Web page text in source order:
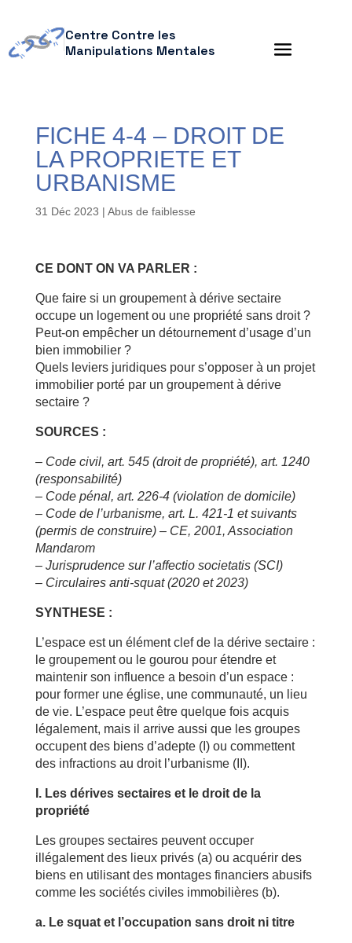
Centre Contre les
Manipulations Mentales
FICHE 4-4 – DROIT DE
LA PROPRIETE ET
URBANISME
31 Déc 2023 | Abus de faiblesse
CE DONT ON VA PARLER :
Que faire si un groupement à dérive sectaire
occupe un logement ou une propriété sans droit ?
Peut-on empêcher un détournement d’usage d’un
bien immobilier ?
Quels leviers juridiques pour s’opposer à un projet
immobilier porté par un groupement à dérive
sectaire ?
SOURCES :
– Code civil, art. 545 (droit de propriété), art. 1240
(responsabilité)
– Code pénal, art. 226-4 (violation de domicile)
– Code de l’urbanisme, art. L. 421-1 et suivants
(permis de construire) – CE, 2001, Association
Mandarom
– Jurisprudence sur l’affectio societatis (SCI)
– Circulaires anti-squat (2020 et 2023)
SYNTHESE :
L’espace est un élément clef de la dérive sectaire :
le groupement ou le gourou pour étendre et
maintenir son influence a besoin d’un espace :
pour former une église, une communauté, un lieu
de vie. L’espace peut être quelque fois acquis
légalement, mais il arrive aussi que les groupes
occupent des biens d’adepte (I) ou commettent
des infractions au droit l’urbanisme (II).
I. Les dérives sectaires et le droit de la
propriété
Les groupes sectaires peuvent occuper
illégalement des lieux privés (a) ou acquérir des
biens en utilisant des montages financiers abusifs
comme les sociétés civiles immobilières (b).
a. Le squat et l’occupation sans droit ni titre